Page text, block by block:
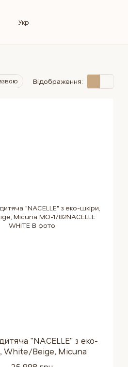
Укр
Відображення:
"NACELLE" з еко-
White/Beige, Micuna